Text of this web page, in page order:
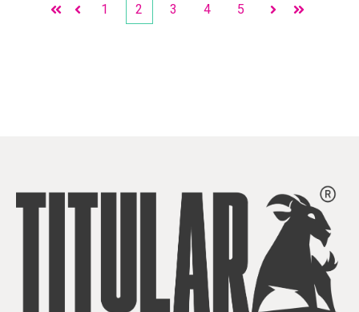
PrimeraAnterior
1 2 3 4 5
Siguiente
Última